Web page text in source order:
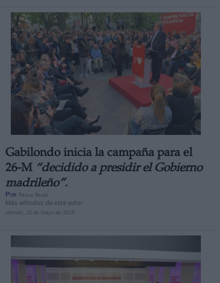
Gabilondo inicia la campaña para el
26-M “decidido a presidir el Gobierno
madrileño”.
Por Paula Rojas
Más artículos de este autor
viernes, 10 de mayo de 2019